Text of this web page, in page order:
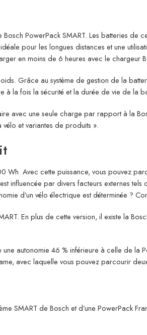
PowerPack SMART. Les batteries de
pour les longues distances et une
en moins de 6 heures avec le chargeur
Grâce au système de gestion de la
la fois la sécurité et la durée de vie de la
avec une seule charge par rapport à la
et variantes de produits ».
Avec cette puissance, vous pouvez
influencée par divers facteurs externes tels
d’un vélo électrique est déterminée ?
En plus de cette version, il existe la
autonomie 46 % inférieure à celle de la
avec laquelle vous pouvez parcourir
SMART de Bosch et d’une PowerPack